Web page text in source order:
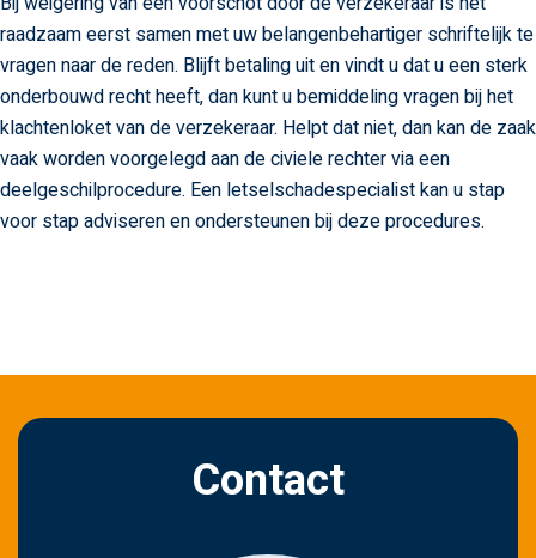
raadzaam eerst samen met uw belangenbehartiger schriftelijk te
vragen naar de reden. Blijft betaling uit en vindt u dat u een sterk
onderbouwd recht heeft, dan kunt u bemiddeling vragen bij het
klachtenloket van de verzekeraar. Helpt dat niet, dan kan de zaak
vaak worden voorgelegd aan de civiele rechter via een
deelgeschilprocedure. Een letselschadespecialist kan u stap
voor stap adviseren en ondersteunen bij deze procedures.
Contact